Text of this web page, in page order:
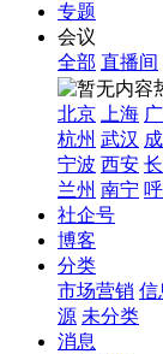
专题
会议
全部 直播间
北京
上海
杭州 武汉
宁波 西安
兰州 南宁
社企号
博客
分类
市场营销 信
源 未分类
消息